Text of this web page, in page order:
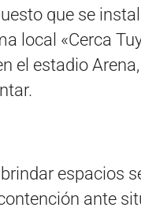
que se
local «Cerca
el estadio
espacios
ante